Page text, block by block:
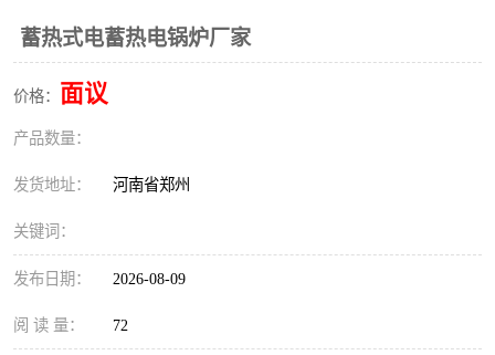
蓄热式电蓄热电锅炉厂家
价格： 面议
产品数量：
发货地址： 河南省郑州
关键词：
发布日期： 2026-08-09
阅 读 量： 72